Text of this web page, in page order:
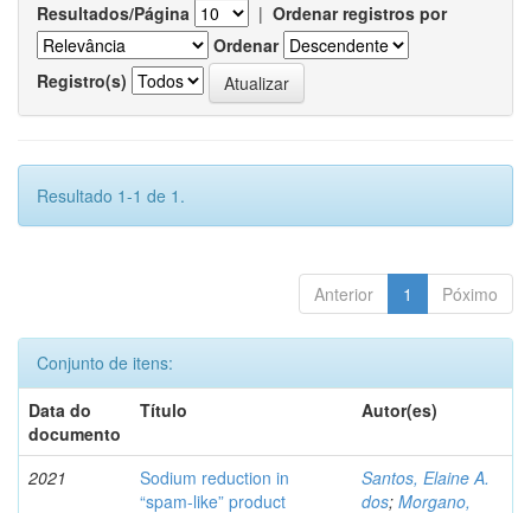
Resultados/Página | Ordenar registros por
Ordenar
Registro(s)
Resultado 1-1 de 1.
Anterior 1 Póximo
Conjunto de itens:
Data do
documento
Título Autor(es)
2021
Sodium reduction in
“spam-like” product
Santos, Elaine A.
dos; Morgano,